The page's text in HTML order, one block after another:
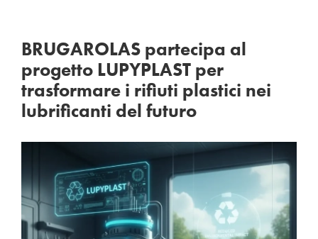
BRUGAROLAS partecipa al
progetto LUPYPLAST per
trasformare i rifiuti plastici nei
lubrificanti del futuro